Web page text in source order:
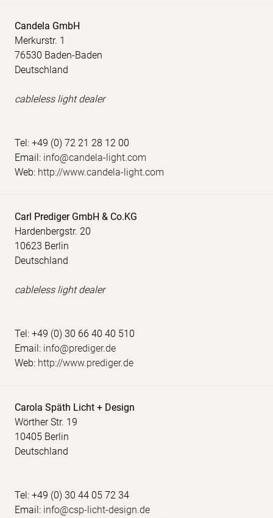
Candela GmbH
Merkurstr. 1
76530 Baden-Baden
Deutschland
cableless light dealer
Tel: +49 (0) 72 21 28 12 00
Email: info@candela-light.com
Web: http://www.candela-light.com
Carl Prediger GmbH & Co.KG
Hardenbergstr. 20
10623 Berlin
Deutschland
cableless light dealer
Tel: +49 (0) 30 66 40 40 510
Email: info@prediger.de
Web: http://www.prediger.de
Carola Späth Licht + Design
Wörther Str. 19
10405 Berlin
Deutschland
Tel: +49 (0) 30 44 05 72 34
Email: info@csp-licht-design.de